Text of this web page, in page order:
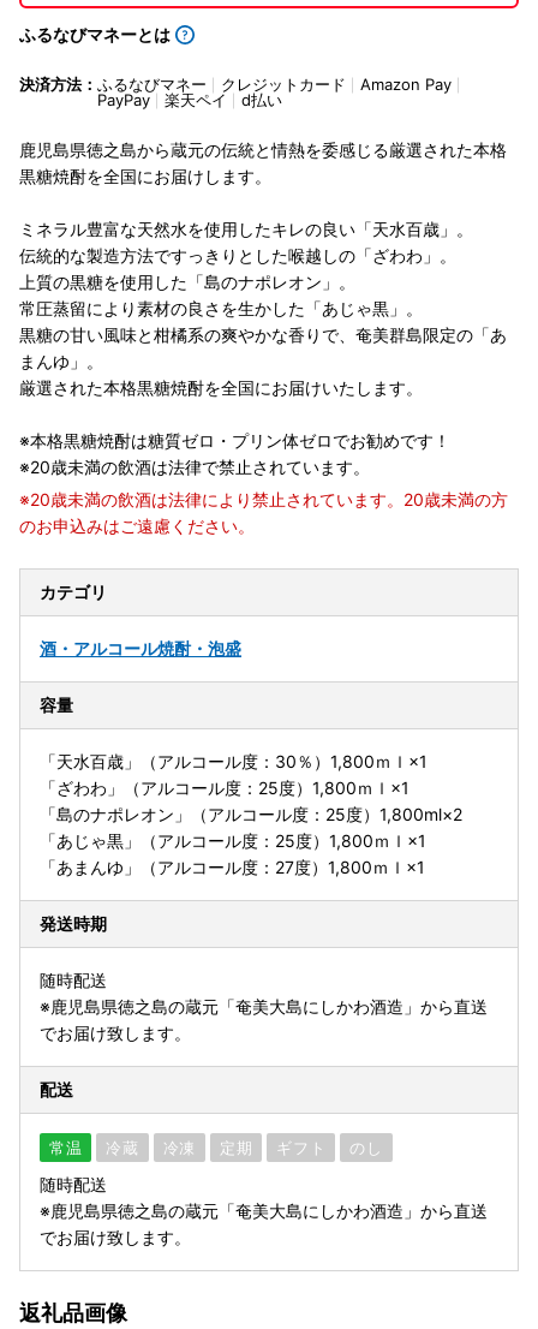
ふるなびマネーとは
決済方法： ふるなびマネー クレジットカード
Amazon Pay
PayPay
楽天ペイ d払い
鹿児島県徳之島から蔵元の伝統と情熱を委感じる厳選された本格
黒糖焼酎を全国にお届けします。
ミネラル豊富な天然水を使用したキレの良い「天水百歳」。
伝統的な製造方法ですっきりとした喉越しの「ざわわ」。
上質の黒糖を使用した「島のナポレオン」。
常圧蒸留により素材の良さを生かした「あじゃ黒」。
黒糖の甘い風味と柑橘系の爽やかな香りで、奄美群島限定の「あ
まんゆ」。
厳選された本格黒糖焼酎を全国にお届けいたします。
※本格黒糖焼酎は糖質ゼロ・プリン体ゼロでお勧めです！
※20歳未満の飲酒は法律で禁止されています。
※20歳未満の飲酒は法律により禁止されています。20歳未満の方
のお申込みはご遠慮ください。
カテゴリ
酒・アルコール焼酎・泡盛
容量
「天水百歳」（アルコール度：30％）1,800ｍｌ×1
「ざわわ」（アルコール度：25度）1,800ｍｌ×1
「島のナポレオン」（アルコール度：25度）1,800ml×2
「あじゃ黒」（アルコール度：25度）1,800ｍｌ×1
「あまんゆ」（アルコール度：27度）1,800ｍｌ×1
発送時期
随時配送
※鹿児島県徳之島の蔵元「奄美大島にしかわ酒造」から直送
でお届け致します。
配送
常温 冷蔵 冷凍 定期 ギフト のし
随時配送
※鹿児島県徳之島の蔵元「奄美大島にしかわ酒造」から直送
でお届け致します。
返礼品画像